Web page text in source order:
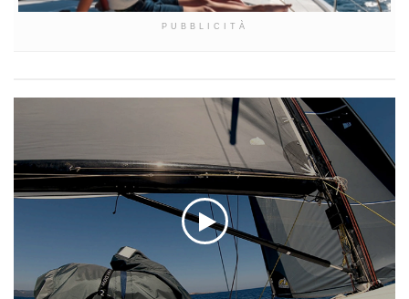
PUBBLICITÀ